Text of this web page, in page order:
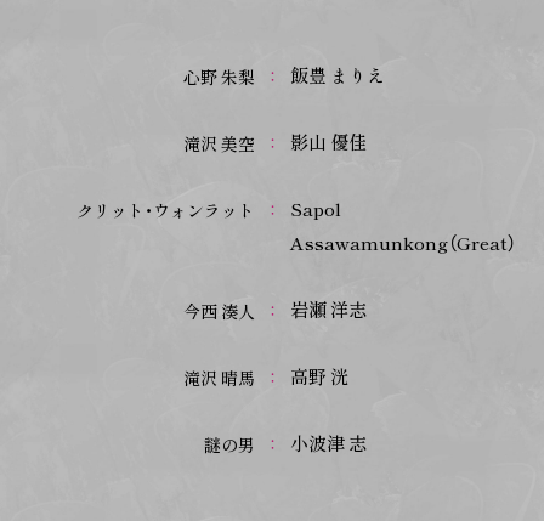
心野 朱梨 飯豊 まりえ
滝沢 美空 影山 優佳
クリット・ウォンラット
Sapol
Assawamunkong（Great）
今西 湊人 岩瀬 洋志
滝沢 晴馬 高野 洸
謎の男 小波津 志